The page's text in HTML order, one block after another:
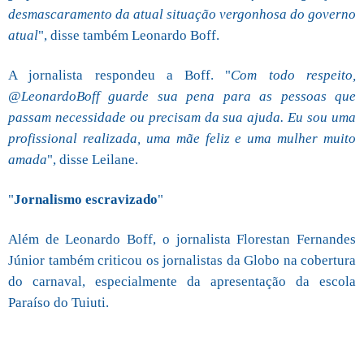
desmascaramento da atual situação vergonhosa do governo
atual", disse também Leonardo Boff.
A jornalista respondeu a Boff. "Com todo respeito,
@LeonardoBoff guarde sua pena para as pessoas que
passam necessidade ou precisam da sua ajuda. Eu sou uma
profissional realizada, uma mãe feliz e uma mulher muito
amada", disse Leilane.
"Jornalismo escravizado"
Além de Leonardo Boff, o jornalista Florestan Fernandes
Júnior também criticou os jornalistas da Globo na cobertura
do carnaval, especialmente da apresentação da escola
Paraíso do Tuiuti.